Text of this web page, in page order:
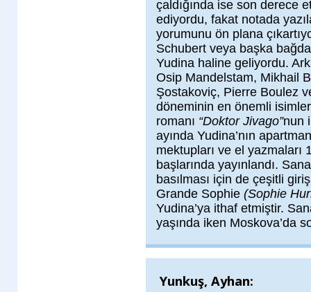
çaldığında ise son derece
ediyordu, fakat notada
yorumunu ön plana
Schubert veya başka
Yudina haline geliyordu.
Osip Mandelstam, Mikhail
Şostakoviç, Pierre Boulez
döneminin en önemli
romanı “Doktor Jivago”nun
ayında Yudina’nın
mektupları ve el yazmaları
başlarında yayınlandı.
basılması için de çeşitli
Grande Sophie (Sophie
Yudina’ya ithaf etmiştir.
yaşında iken Moskova’da
Yunkuş, Ayhan: